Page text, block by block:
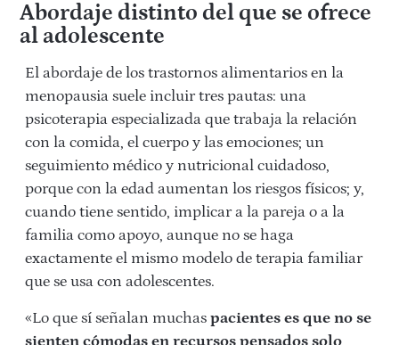
Abordaje distinto del que se ofrece
al adolescente
El abordaje de los trastornos alimentarios en la
menopausia suele incluir tres pautas: una
psicoterapia especializada que trabaja la relación
con la comida, el cuerpo y las emociones; un
seguimiento médico y nutricional cuidadoso,
porque con la edad aumentan los riesgos físicos; y,
cuando tiene sentido, implicar a la pareja o a la
familia como apoyo, aunque no se haga
exactamente el mismo modelo de terapia familiar
que se usa con adolescentes.
«Lo que sí señalan muchas pacientes es que no se